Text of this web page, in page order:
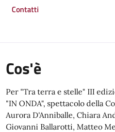
Contatti
Cos'è
Per "Tra terra e stelle" III
"IN ONDA", spettacolo della
Aurora D'Anniballe, Chiara
Giovanni Ballarotti, Matteo